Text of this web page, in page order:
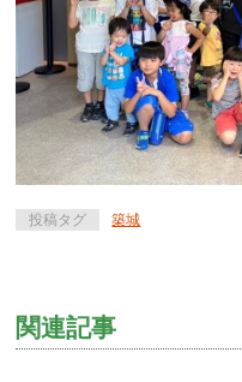
投稿タグ 築城
関連記事